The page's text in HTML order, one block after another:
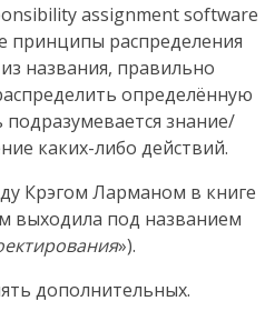
assignment software
принципы распределения
названия, правильно
определённую
знание/
каких-либо действий.
Крэгом Ларманом в книге
выходила под названием
»).
дополнительных.